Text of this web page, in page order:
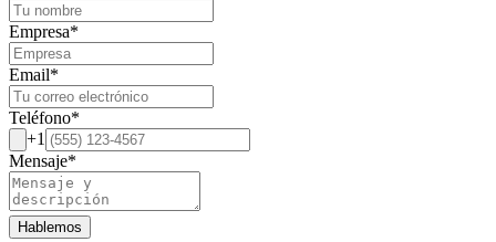
Empresa*
Email*
Teléfono*
+1
Mensaje*
Hablemos